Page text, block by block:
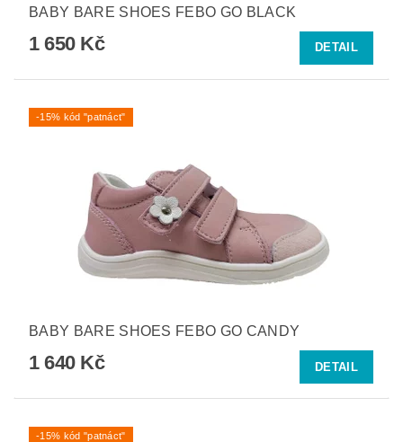
BABY BARE SHOES FEBO GO BLACK
1 650 Kč DETAIL
-15% kód "patnáct"
BABY BARE SHOES FEBO GO CANDY
1 640 Kč DETAIL
-15% kód "patnáct"